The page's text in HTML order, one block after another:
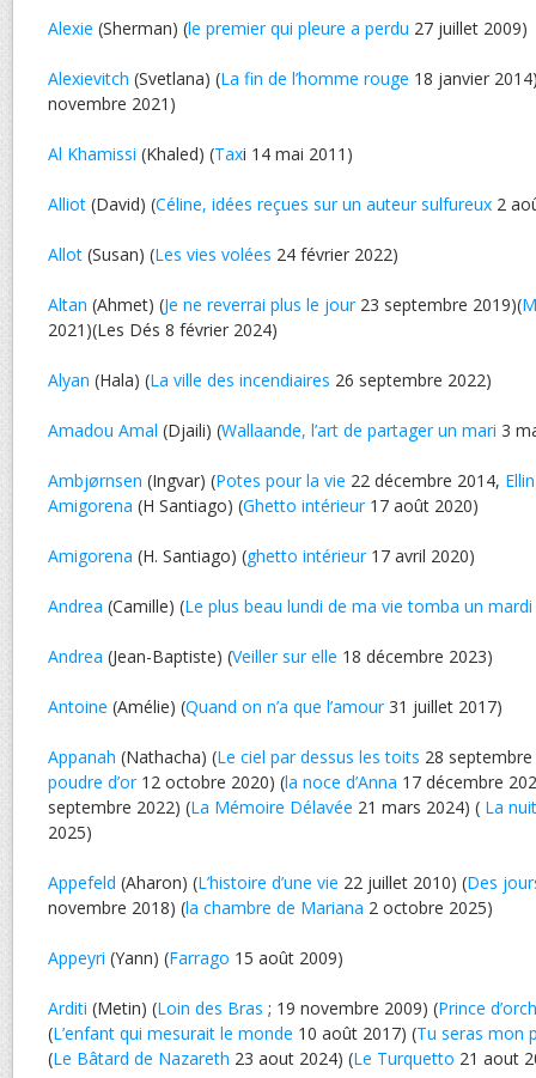
Alexie (Sherman) (le premier qui pleure a perdu 27 juillet 2009)
Alexievitch (Svetlana) (La fin de l’homme rouge 18 janvier
novembre 2021)
Al Khamissi (Khaled) (Taxi 14 mai 2011)
Alliot (David) (Céline, idées reçues sur un auteur sulfureux 2
Allot (Susan) (Les vies volées 24 février 2022)
Altan (Ahmet) (Je ne reverrai plus le jour23 septembre 2019)(
2021)(Les Dés 8 février 2024)
Alyan (Hala) (La ville des incendiaires 26 septembre 2022)
Amadou Amal (Djaili) (Wallaande, l’art de partager un mari 3
Ambjørnsen (Ingvar) (Potes pour la vie 22 décembre 2014,
Amigorena (H Santiago) (Ghetto intérieur17 août 2020)
Amigorena (H. Santiago) (ghetto intérieur17 avril 2020)
Andrea (Camille) (Le plus beau lundi de ma vie tomba un mardi
Andrea (Jean-Baptiste) (Veiller sur elle 18 décembre 2023)
Antoine (Amélie) (Quand on n’a que l’amour 31 juillet 2017)
Appanah (Nathacha) (Le ciel par dessus les toits 28
poudre d’or12 octobre 2020) (la noce d’Anna 17 décembre
septembre 2022) (La Mémoire Délavée 21 mars 2024) ( La
2025)
Appefeld (Aharon) (L’histoire d’une vie 22 juillet 2010) (Des
novembre 2018) (la chambre de Mariana 2 octobre 2025)
Appeyri (Yann) (Farrago 15 août 2009)
Arditi (Metin) (Loin des Bras ; 19 novembre 2009) (Prince
(L’enfant qui mesurait le monde 10 août 2017) (Tu seras mon
(Le Bâtard de Nazareth 23 aout 2024) (Le Turquetto 21 aout